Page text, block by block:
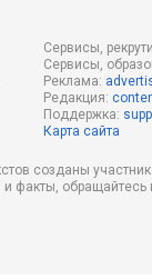
Сервисы,
Сервисы,
Реклама:
Редакция:
Поддержка:
Карта сайта
созданы
и факты,